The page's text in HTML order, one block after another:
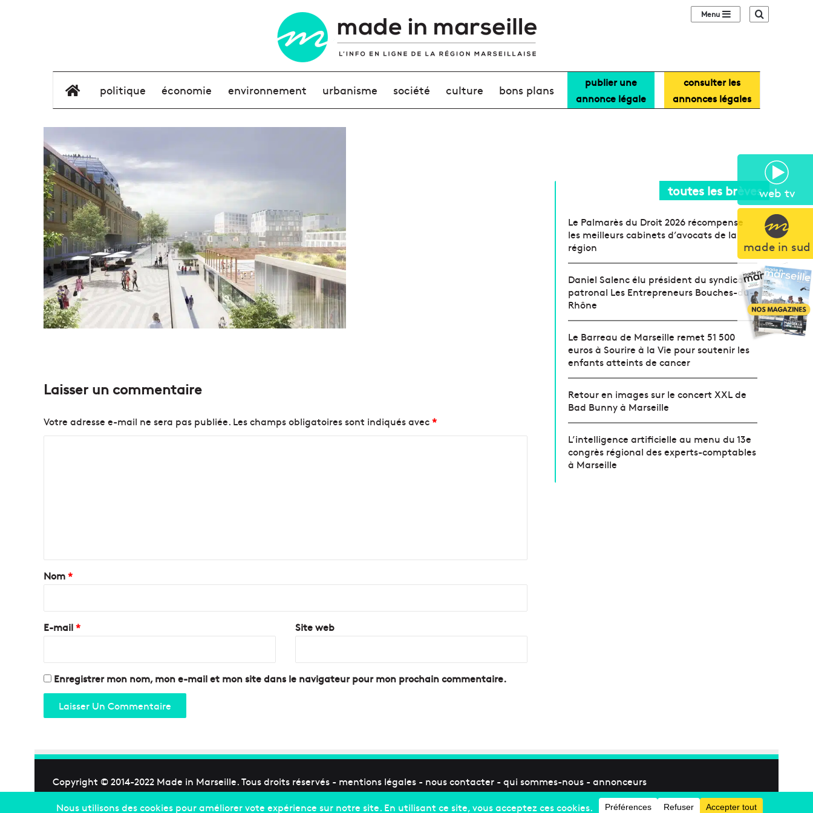
web tv
made in sud
Sidebar (barre
élément de menu
politique économie environnement urbanisme société culture bons plans
publier une
annonce légale
consulter les
annonces légales
Laisser un commentaire
Votre adresse e-mail ne sera pas publiée. Les champs obligatoires sont indiqués avec*
a
r
e
Nom*
E-mail* Site web
Enregistrer mon nom, mon e-mail et mon site dans le navigateur pour mon prochain commentaire.
toutes les brèves
Le Palmarès du Droit 2026 récompense
les meilleurs cabinets d’avocats de la
région
Daniel Salenc élu président du syndicat
patronal Les Entrepreneurs Bouches-du-
Rhône
Le Barreau de Marseille remet 51 500
euros à Sourire à la Vie pour soutenir les
enfants atteints de cancer
Retour en images sur le concert XXL de
Bad Bunny à Marseille
L’intelligence artificielle au menu du 13e
congrès régional des experts-comptables
à Marseille
Copyright © 2014-2022 Made in Marseille. Tous droits réservés - mentions légales - nous contacter - qui sommes-nous - annonceurs
Facebook
X Linkedin
YouTube
Instagram